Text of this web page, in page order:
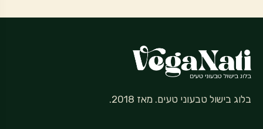
בלוג בישול טבעוני טעים. מאז 2018.